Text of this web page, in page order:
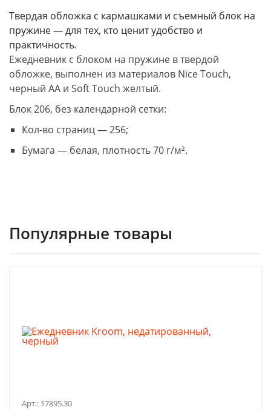
Твердая обложка с кармашками и съемный блок на
пружине — для тех, кто ценит удобство и
практичность.
Ежедневник с блоком на пружине в твердой
обложке, выполнен из материалов Nice Touch,
черный АА и Soft Touch желтый.
Блок 206, без календарной сетки:
Кол-во страниц — 256;
Бумага — белая, плотность 70 г/м².
Популярные товары
Арт.: 17895.30